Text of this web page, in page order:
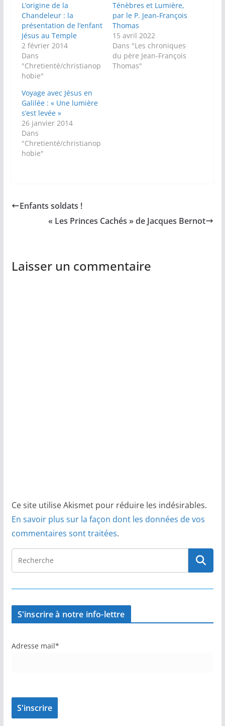
L’origine de la
Chandeleur : la
présentation de l’enfant
Jésus au Temple
2 février 2014
Dans
"Chretienté/christianop
hobie"
Ténèbres et Lumière,
par le P. Jean-François
Thomas
15 avril 2022
Dans "Les chroniques
du père Jean-François
Thomas"
Voyage avec Jésus en
Galilée : « Une lumière
s’est levée »
26 janvier 2014
Dans
"Chretienté/christianop
hobie"
Enfants soldats !
« Les Princes Cachés » de Jacques Bernot
Laisser un commentaire
Ce site utilise Akismet pour réduire les indésirables.
En savoir plus sur la façon dont les données de vos
commentaires sont traitées.
S'inscrire à notre info-lettre
Adresse mail*